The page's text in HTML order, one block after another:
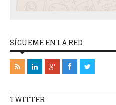
SÍGUEME EN LA RED
TWITTER